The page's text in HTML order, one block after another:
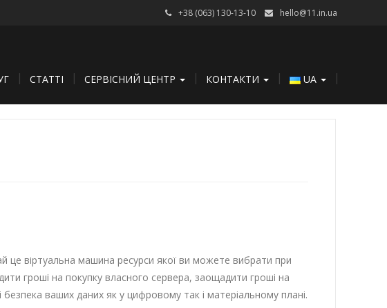
+38 (063) 130-13-10 hello@11.in.ua
СТАТТІ СЕРВІСНИЙ ЦЕНТР КОНТАКТИ UA
це віртуальна машина ресурси якої ви можете вибрати при
гроші на покупку власного сервера, заощадити гроші на
ваших даних як у цифровому так і матеріальному плані.